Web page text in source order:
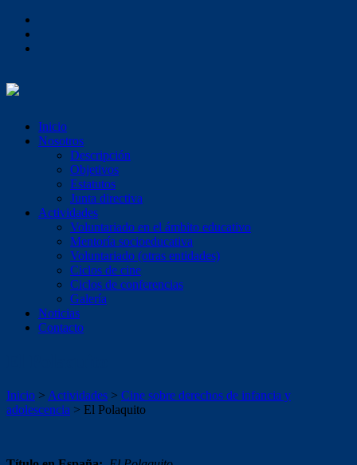
Inicio
Nosotros
Descripción
Objetivos
Estatutos
Junta directiva
Actividades
Voluntariado en el ámbito educativo
Mentoría socioeducativa
Voluntariado (otras entidades)
Ciclos de cine
Ciclos de conferencias
Galería
Noticias
Contacto
Inicio > Actividades > Cine sobre derechos de infancia y
adolescencia > El Polaquito